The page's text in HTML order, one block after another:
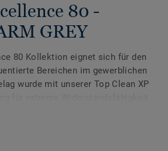
80 -
GREY
80 Kollektion eignet sich für den
Bereichen im gewerblichen
wurde mit unserer Top Clean XP
ausgestattet und ist